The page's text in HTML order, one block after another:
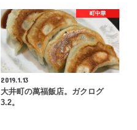
町中華
2019.1.13
大井町の萬福飯店。ガクログ
3.2。